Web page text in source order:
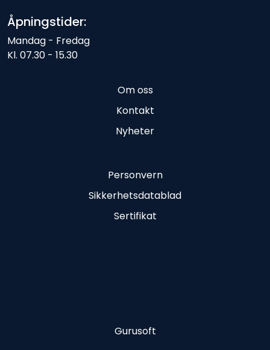
Åpningstider:
Mandag - Fredag
Kl. 07.30 - 15.30
Om oss
Kontakt
Nyheter
Personvern
Sikkerhetsdatablad
Sertifikat
Gurusoft